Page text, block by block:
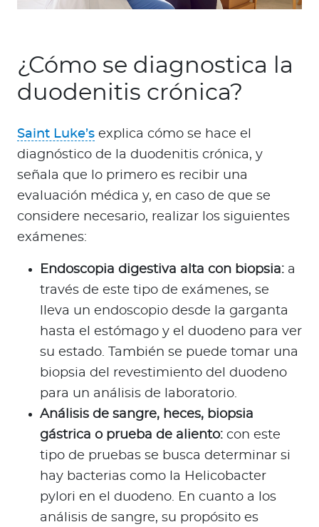
¿Cómo se diagnostica la
duodenitis crónica?
Saint Luke’s explica cómo se hace el
diagnóstico de la duodenitis crónica, y
señala que lo primero es recibir una
evaluación médica y, en caso de que se
considere necesario, realizar los siguientes
exámenes:
Endoscopia digestiva alta con biopsia: a
través de este tipo de exámenes, se
lleva un endoscopio desde la garganta
hasta el estómago y el duodeno para ver
su estado. También se puede tomar una
biopsia del revestimiento del duodeno
para un análisis de laboratorio.
Análisis de sangre, heces, biopsia
gástrica o prueba de aliento: con este
tipo de pruebas se busca determinar si
hay bacterias como la Helicobacter
pylori en el duodeno. En cuanto a los
análisis de sangre, su propósito es